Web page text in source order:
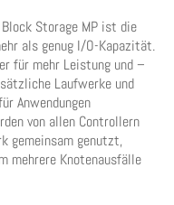
Storage MP ist die
als genug I/O-Kapazität.
für mehr Leistung und –
Laufwerke und
Anwendungen
von allen Controllern
gemeinsam genutzt,
mehrere Knotenausfälle